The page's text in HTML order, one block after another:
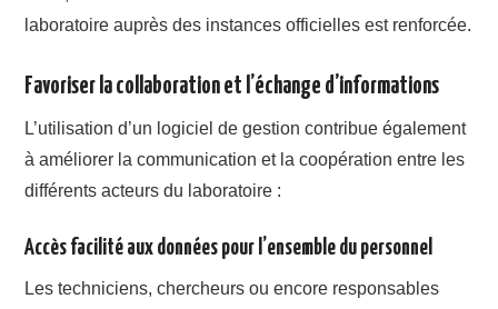
laboratoire auprès des instances officielles est renforcée.
Favoriser la collaboration et l’échange d’informations
L’utilisation d’un logiciel de gestion contribue également
à améliorer la communication et la coopération entre les
différents acteurs du laboratoire :
Accès facilité aux données pour l’ensemble du personnel
Les techniciens, chercheurs ou encore responsables